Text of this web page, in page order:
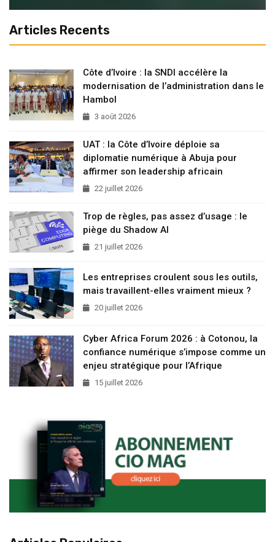
Articles Recents
Côte d’Ivoire : la SNDI accélère la
modernisation de l’administration dans le
Hambol
3 août 2026
UAT : la Côte d’Ivoire déploie sa
diplomatie numérique à Abuja pour
affirmer son leadership africain
22 juillet 2026
Trop de règles, pas assez d’usage : le
piège du Shadow AI
21 juillet 2026
Les entreprises croulent sous les outils,
mais travaillent-elles vraiment mieux ?
20 juillet 2026
Cyber Africa Forum 2026 : à Cotonou, la
confiance numérique s’impose comme un
enjeu stratégique pour l’Afrique
15 juillet 2026